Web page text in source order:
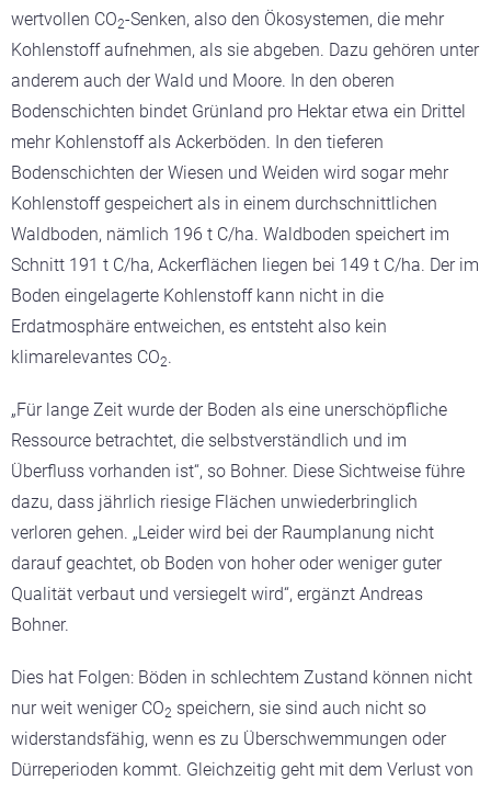
wertvollen CO2-Senken, also den Ökosystemen, die mehr
Kohlenstoff aufnehmen, als sie abgeben. Dazu gehören unter
anderem auch der Wald und Moore. In den oberen
Bodenschichten bindet Grünland pro Hektar etwa ein Drittel
mehr Kohlenstoff als Ackerböden. In den tieferen
Bodenschichten der Wiesen und Weiden wird sogar mehr
Kohlenstoff gespeichert als in einem durchschnittlichen
Waldboden, nämlich 196 t C/ha. Waldboden speichert im
Schnitt 191 t C/ha, Ackerflächen liegen bei 149 t C/ha. Der im
Boden eingelagerte Kohlenstoff kann nicht in die
Erdatmosphäre entweichen, es entsteht also kein
klimarelevantes CO2.
„Für lange Zeit wurde der Boden als eine unerschöpfliche
Ressource betrachtet, die selbstverständlich und im
Überfluss vorhanden ist“, so Bohner. Diese Sichtweise führe
dazu, dass jährlich riesige Flächen unwiederbringlich
verloren gehen. „Leider wird bei der Raumplanung nicht
darauf geachtet, ob Boden von hoher oder weniger guter
Qualität verbaut und versiegelt wird“, ergänzt Andreas
Bohner.
Dies hat Folgen: Böden in schlechtem Zustand können nicht
nur weit weniger CO2 speichern, sie sind auch nicht so
widerstandsfähig, wenn es zu Überschwemmungen oder
Dürreperioden kommt. Gleichzeitig geht mit dem Verlust von